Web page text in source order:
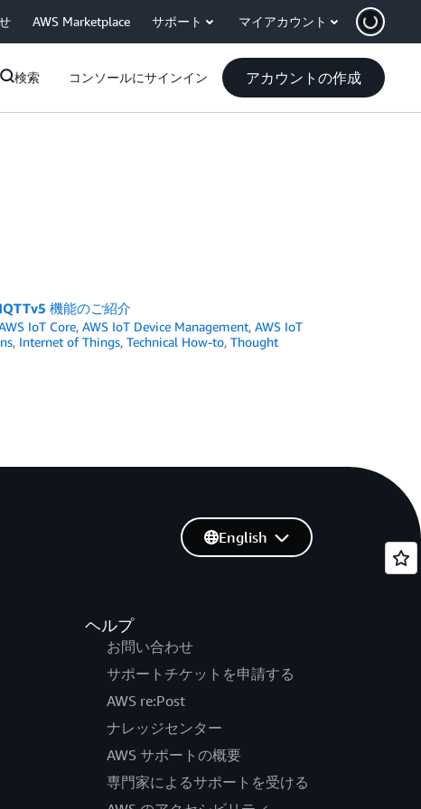
AWS Marketplace サポート マイアカウント
検索 コンソールにサインイン アカウントの作成
機能のご紹介
IoT Core,AWS IoT Device Management,AWS IoT
, Internet of Things, Technical How-to, Thought
ヘルプ
お問い合わせ
サポートチケットを申請する
AWS re:Post
ナレッジセンター
AWS サポートの概要
専門家によるサポートを受ける
English